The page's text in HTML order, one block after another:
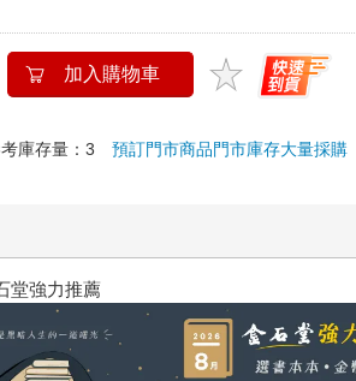
加入購物車
考庫存量：3預訂門市商品門市庫存大量採購
堂強力推薦